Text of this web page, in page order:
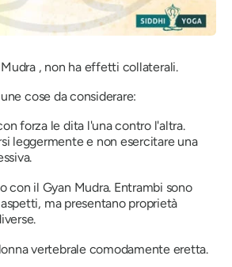
Mudra , non ha effetti collaterali.
cose da considerare:
forza le dita l'una contro l'altra.
leggermente e non esercitare una
con il Gyan Mudra. Entrambi sono
ma presentano proprietà
vertebrale comodamente eretta.